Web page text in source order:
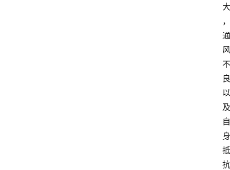
大
，
通
风
不
良
以
及
自
身
抵
抗